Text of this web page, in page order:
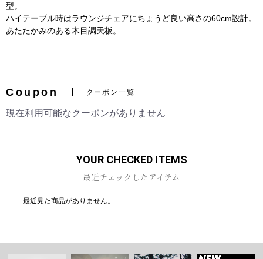
お買い物を続ける
型。
ハイテーブル時はラウンジチェアにちょうど良い高さの60cm設計。
あたたかみのある木目調天板。
Coupon クーポン一覧
現在利用可能なクーポンがありません
YOUR CHECKED ITEMS
最近チェックしたアイテム
最近見た商品がありません。